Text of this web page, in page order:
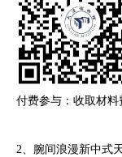
付费参与：收取材
2、腕间浪漫新中式